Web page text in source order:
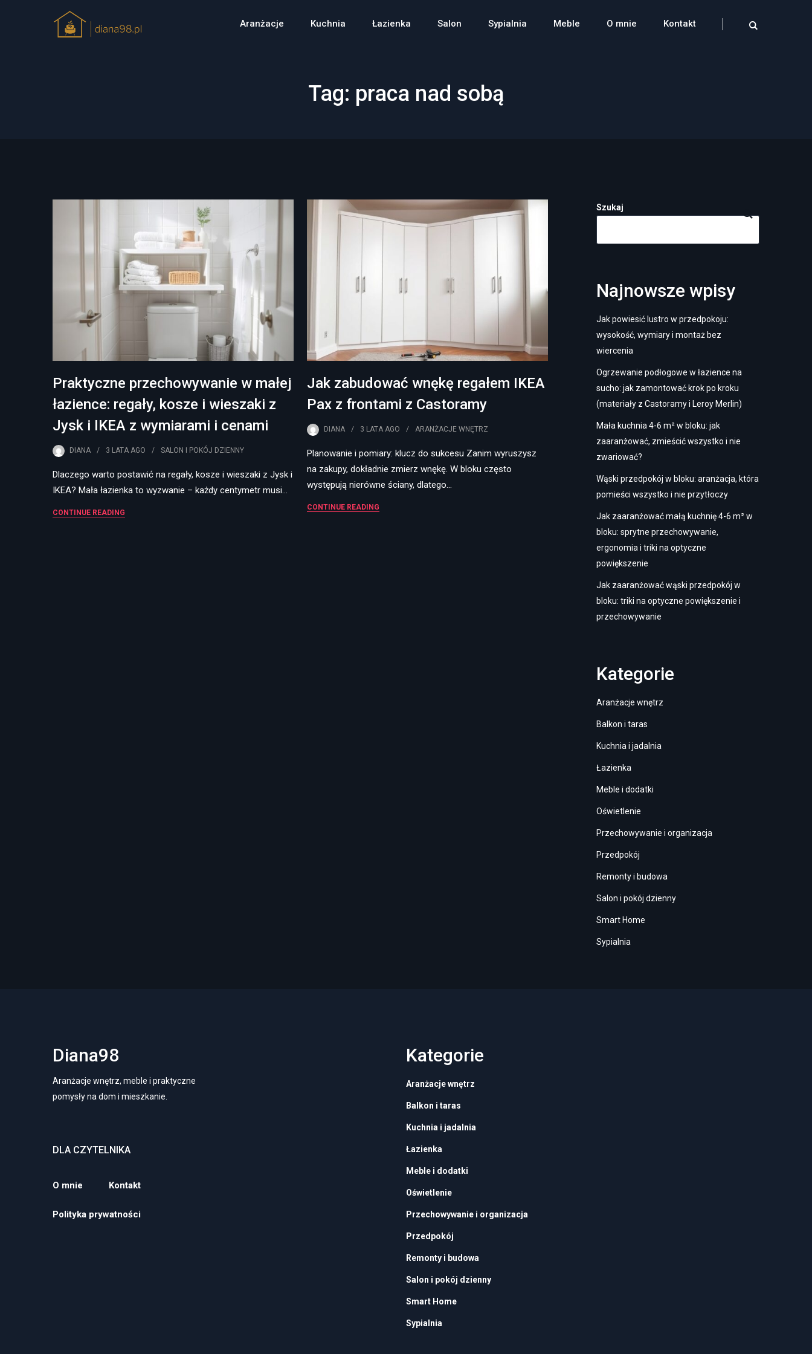
Aranżacje Kuchnia Łazienka Salon Sypialnia Meble O mnie Kontakt
Tag: praca nad sobą
Praktyczne przechowywanie w małej
łazience: regały, kosze i wieszaki z
Jysk i IKEA z wymiarami i cenami
DIANA 3 LATA AGO SALON I POKÓJ DZIENNY
Dlaczego warto postawić na regały, kosze i wieszaki z Jysk i
IKEA? Mała łazienka to wyzwanie – każdy centymetr musi…
CONTINUE READING
Jak zabudować wnękę regałem IKEA
Pax z frontami z Castoramy
DIANA 3 LATAAGO ARANŻACJE WNĘTRZ
Planowanie i pomiary: klucz do sukcesu Zanim wyruszysz
na zakupy, dokładnie zmierz wnękę. W bloku często
występują nierówne ściany, dlatego…
CONTINUE READING
Szukaj
Najnowsze wpisy
Jak powiesić lustro w przedpokoju:
wysokość, wymiary i montaż bez
wiercenia
Ogrzewanie podłogowe w łazience na
sucho: jak zamontować krok po kroku
(materiały z Castoramy i Leroy Merlin)
Mała kuchnia 4-6 m² w bloku: jak
zaaranżować, zmieścić wszystko i nie
zwariować?
Wąski przedpokój w bloku: aranżacja, która
pomieści wszystko i nie przytłoczy
Jak zaaranżować małą kuchnię 4-6 m² w
bloku: sprytne przechowywanie,
ergonomia i triki na optyczne
powiększenie
Jak zaaranżować wąski przedpokój w
bloku: triki na optyczne powiększenie i
przechowywanie
Kategorie
Aranżacje wnętrz
Balkon i taras
Kuchnia i jadalnia
Łazienka
Meble i dodatki
Oświetlenie
Przechowywanie i organizacja
Przedpokój
Remonty i budowa
Salon i pokój dzienny
Smart Home
Sypialnia
Diana98
Aranżacje wnętrz, meble i praktyczne
pomysły na dom i mieszkanie.
DLA CZYTELNIKA
O mnie Kontakt
Polityka prywatności
Kategorie
Aranżacje wnętrz
Balkon i taras
Kuchnia i jadalnia
Łazienka
Meble i dodatki
Oświetlenie
Przechowywanie i organizacja
Przedpokój
Remonty i budowa
Salon i pokój dzienny
Smart Home
Sypialnia